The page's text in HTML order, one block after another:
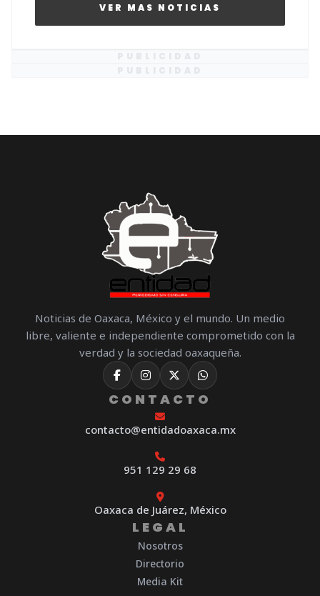
VER MAS NOTICIAS
Noticias de Oaxaca, México y el mundo. Un medio
libre, valiente e independiente comprometido con la
verdad y la sociedad oaxaqueña.
CONTACTO
contacto@entidadoaxaca.mx
951 129 29 68
Oaxaca de Juárez, México
LEGAL
Nosotros
Directorio
Media Kit